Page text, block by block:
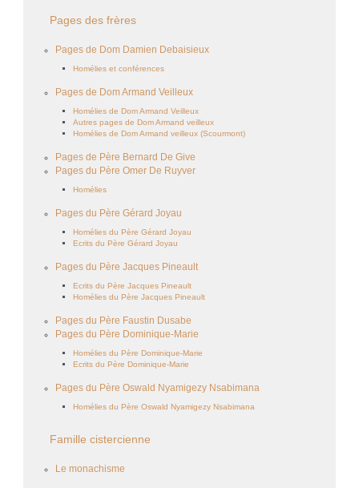
Pages des frères
Pages de Dom Damien Debaisieux
Homélies et conférences
Pages de Dom Armand Veilleux
Homélies de Dom Armand Veilleux
Autres pages de Dom Armand veilleux
Homélies de Dom Armand veilleux (Scourmont)
Pages de Père Bernard De Give
Pages du Père Omer De Ruyver
Homélies
Pages du Père Gérard Joyau
Homélies du Père Gérard Joyau
Ecrits du Père Gérard Joyau
Pages du Père Jacques Pineault
Ecrits du Père Jacques Pineault
Homélies du Père Jacques Pineault
Pages du Père Faustin Dusabe
Pages du Père Dominique-Marie
Homélies du Père Dominique-Marie
Ecrits du Père Dominique-Marie
Pages du Père Oswald Nyamigezy Nsabimana
Homélies du Père Oswald Nyamigezy Nsabimana
Famille cistercienne
Le monachisme